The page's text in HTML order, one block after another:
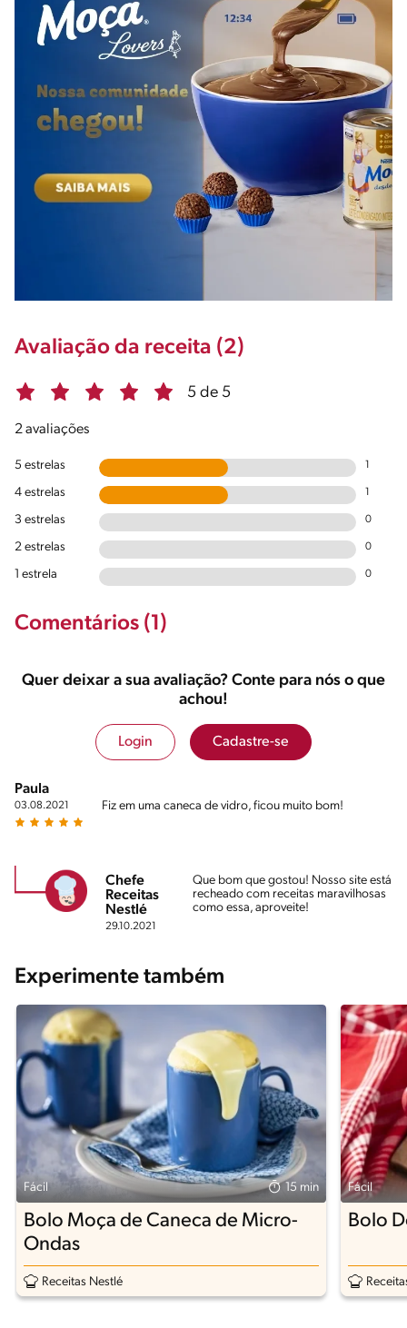
Avaliação da receita (2)
5 de 5
2 avaliações
5 estrelas
4 estrelas
3 estrelas 0
2 estrelas 0
1 estrela 0
Comentários (1)
Quer deixar a sua avaliação? Conte para nós o que
achou!
Login Cadastre-se
Paula
03.08.2021 Fiz em uma caneca de vidro, ficou muito bom!
Chefe
Receitas
Nestlé
29.10.2021
Que bom que gostou! Nosso site está
recheado com receitas maravilhosas
como essa, aproveite!
Experimente também
Fácil 15 min
Bolo Moça de Caneca de Micro-
Ondas
Receitas Nestlé
Fácil
Bolo